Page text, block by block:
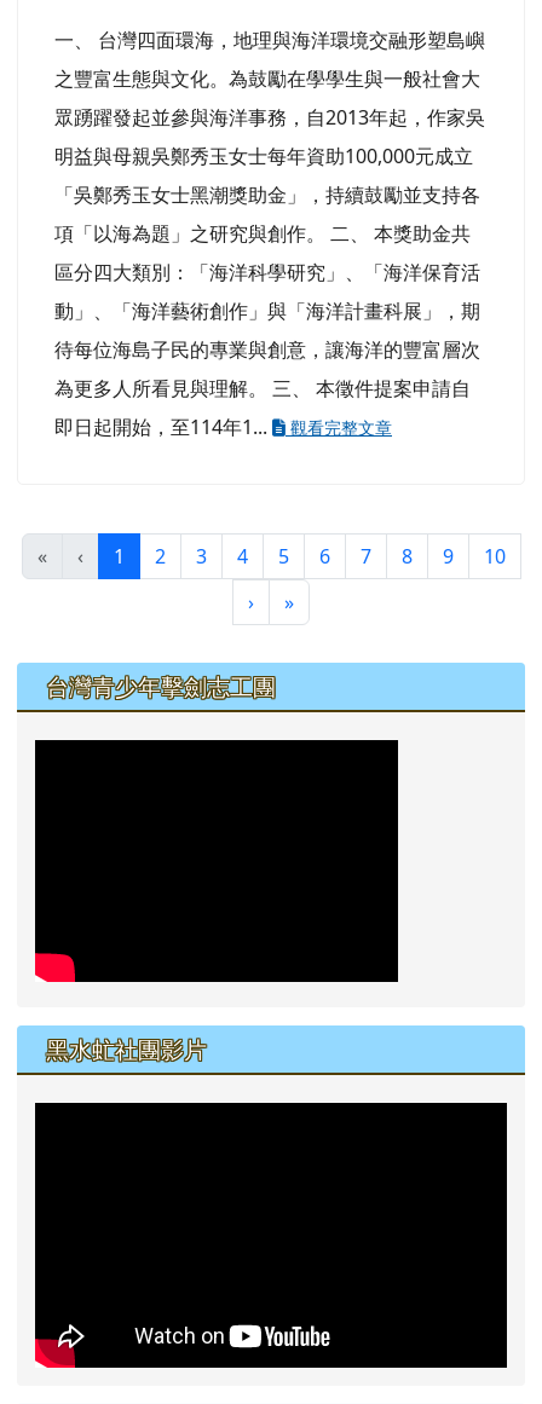
一、 台灣四面環海，地理與海洋環境交融形塑島嶼
之豐富生態與文化。為鼓勵在學學生與一般社會大
眾踴躍發起並參與海洋事務，自2013年起，作家吳
明益與母親吳鄭秀玉女士每年資助100,000元成立
「吳鄭秀玉女士黑潮獎助金」，持續鼓勵並支持各
項「以海為題」之研究與創作。 二、 本獎助金共
區分四大類別：「海洋科學研究」、「海洋保育活
動」、「海洋藝術創作」與「海洋計畫科展」，期
待每位海島子民的專業與創意，讓海洋的豐富層次
為更多人所看見與理解。 三、 本徵件提案申請自
即日起開始，至114年1...
觀看完整文章
« ‹ 1 (目前頁次)
2 3 4 5 6 7 8 9
10
›下一頁
»最後頁
左邊區域內容
台灣青少年擊劍志工團
黑水虻社團影片